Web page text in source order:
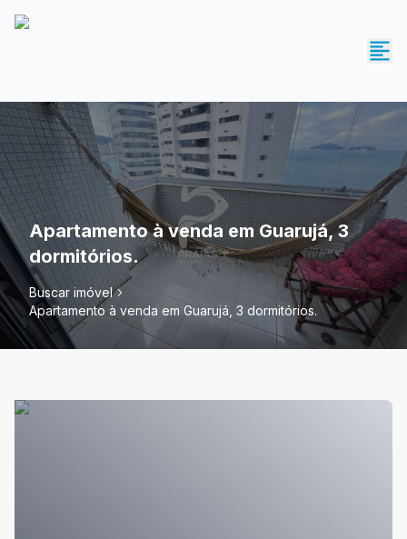
Apartamento à venda em Guarujá, 3
dormitórios.
Buscar imóvel
Apartamento à venda em Guarujá, 3 dormitórios.